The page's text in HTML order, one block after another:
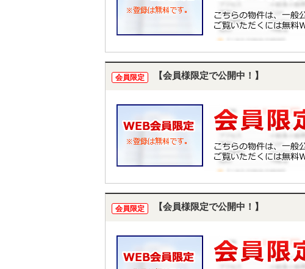
会員限定 【会員様限定で公開中！】
会員限定 【会員様限定で公開中！】